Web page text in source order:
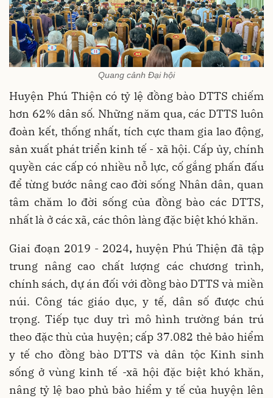
Quang cảnh Đại hội
Huyện Phú Thiện có tỷ lệ đồng bào DTTS chiếm
hơn 62% dân số. Những năm qua, các DTTS luôn
đoàn kết, thống nhất, tích cực tham gia lao động,
sản xuất phát triển kinh tế - xã hội. Cấp ủy, chính
quyền các cấp có nhiều nỗ lực, cố gắng phấn đấu
để từng bước nâng cao đời sống Nhân dân, quan
tâm chăm lo đời sống của đồng bào các DTTS,
nhất là ở các xã, các thôn làng đặc biệt khó khăn.
Giai đoạn 2019 - 2024, huyện Phú Thiện đã tập
trung nâng cao chất lượng các chương trình,
chính sách, dự án đối với đồng bào DTTS và miền
núi. Công tác giáo dục, y tế, dân số được chú
trọng. Tiếp tục duy trì mô hình trường bán trú
theo đặc thù của huyện; cấp 37.082 thẻ bảo hiểm
y tế cho đồng bào DTTS và dân tộc Kinh sinh
sống ở vùng kinh tế -xã hội đặc biệt khó khăn,
nâng tỷ lệ bao phủ bảo hiểm y tế của huyện lên